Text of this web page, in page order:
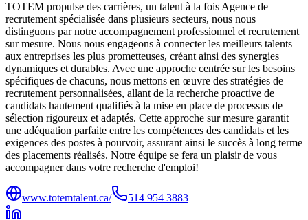
TOTEM propulse des carrières, un talent à la fois Agence de
recrutement spécialisée dans plusieurs secteurs, nous nous
distinguons par notre accompagnement professionnel et recrutement
sur mesure. Nous nous engageons à connecter les meilleurs talents
aux entreprises les plus prometteuses, créant ainsi des synergies
dynamiques et durables. Avec une approche centrée sur les besoins
spécifiques de chacuns, nous mettons en œuvre des stratégies de
recrutement personnalisées, allant de la recherche proactive de
candidats hautement qualifiés à la mise en place de processus de
sélection rigoureux et adaptés. Cette approche sur mesure garantit
une adéquation parfaite entre les compétences des candidats et les
exigences des postes à pourvoir, assurant ainsi le succès à long terme
des placements réalisés. Notre équipe se fera un plaisir de vous
accompagner dans votre recherche d'emploi!
www.totemtalent.ca/ 514 954 3883